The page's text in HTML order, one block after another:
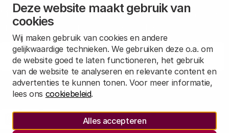
Deze website maakt gebruik van
cookies
Wij maken gebruik van cookies en andere
gelijkwaardige technieken. We gebruiken deze o.a. om
de website goed te laten functioneren, het gebruik
van de website te analyseren en relevante content en
advertenties te kunnen tonen. Voor meer informatie,
lees ons cookiebeleid.
Alles accepteren
Maandelijks een overzicht ontvangen van ons laatste
nieuws? Laat dan uw mailadres achter.
Aanmelden
Lees inonze privacyverklaringhoe wij deze gegevens verwerken.
Sociale media
Rathenau Mastodon
Rathenau LinkedIn
Rathenau Instagram